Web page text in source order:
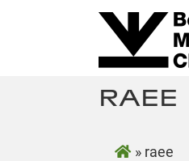
RAEE
» raee